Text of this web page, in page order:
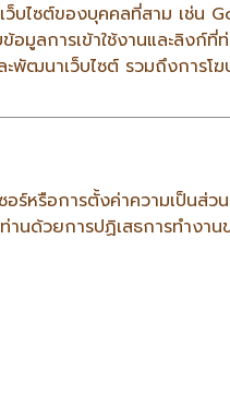
ว็บไซต์ของบุคคลที่สาม เช่น
ลการเข้าใช้งานและลิงก์ที่
พัฒนาเว็บไซต์ รวมถึงการโ
หรือการตั้งค่าความเป็นส่ว
นด้วยการปฏิเสธการทำงา